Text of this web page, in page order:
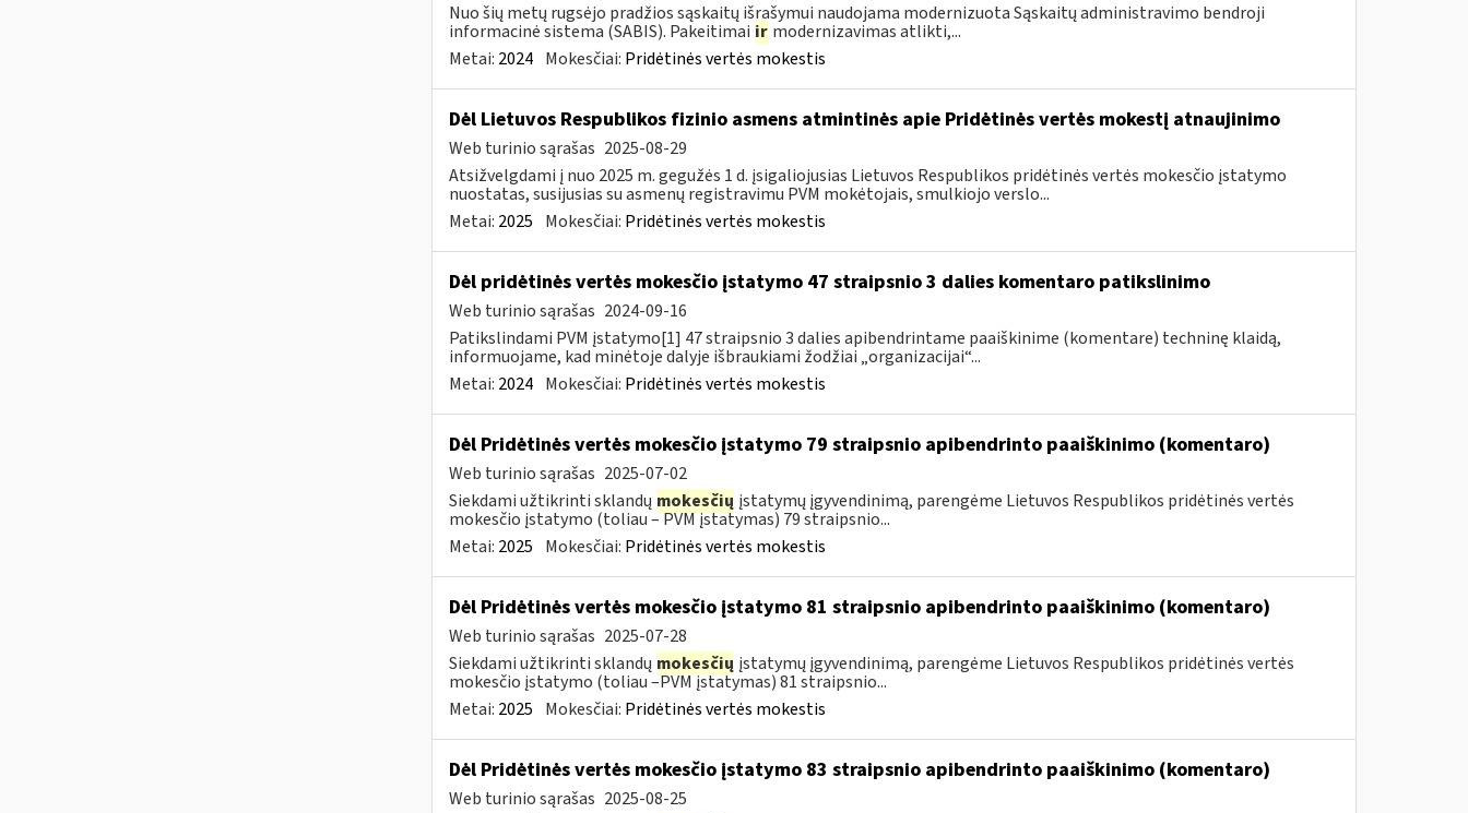
Nuo šių metų rugsėjo pradžios sąskaitų išrašymui naudojama modernizuota Sąskaitų administravimo bendroji
informacinė sistema (SABIS). Pakeitimai ir modernizavimas atlikti,...
Metai: 2024 Mokesčiai: Pridėtinės vertės mokestis
Dėl Lietuvos Respublikos fizinio asmens atmintinės apie Pridėtinės vertės mokestį atnaujinimo
Web turinio sąrašas 2025-08-29
Atsižvelgdami į nuo 2025 m. gegužės 1 d. įsigaliojusias Lietuvos Respublikos pridėtinės vertės mokesčio įstatymo
nuostatas, susijusias su asmenų registravimu PVM mokėtojais, smulkiojo verslo...
Metai: 2025 Mokesčiai: Pridėtinės vertės mokestis
Dėl pridėtinės vertės mokesčio įstatymo 47 straipsnio 3 dalies komentaro patikslinimo
Web turinio sąrašas 2024-09-16
Patikslindami PVM įstatymo[1] 47 straipsnio 3 dalies apibendrintame paaiškinime (komentare) techninę klaidą,
informuojame, kad minėtoje dalyje išbraukiami žodžiai „organizacijai“...
Metai: 2024 Mokesčiai: Pridėtinės vertės mokestis
Dėl Pridėtinės vertės mokesčio įstatymo 79 straipsnio apibendrinto paaiškinimo (komentaro)
Web turinio sąrašas 2025-07-02
Siekdami užtikrinti sklandų mokesčių įstatymų įgyvendinimą, parengėme Lietuvos Respublikos pridėtinės vertės
mokesčio įstatymo (toliau – PVM įstatymas) 79 straipsnio...
Metai: 2025 Mokesčiai: Pridėtinės vertės mokestis
Dėl Pridėtinės vertės mokesčio įstatymo 81 straipsnio apibendrinto paaiškinimo (komentaro)
Web turinio sąrašas 2025-07-28
Siekdami užtikrinti sklandų mokesčių įstatymų įgyvendinimą, parengėme Lietuvos Respublikos pridėtinės vertės
mokesčio įstatymo (toliau –PVM įstatymas) 81 straipsnio...
Metai: 2025 Mokesčiai: Pridėtinės vertės mokestis
Dėl Pridėtinės vertės mokesčio įstatymo 83 straipsnio apibendrinto paaiškinimo (komentaro)
Web turinio sąrašas 2025-08-25